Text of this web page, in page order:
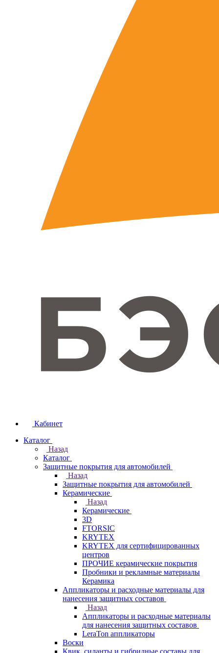
Кабинет
Каталог
Назад
Каталог
Защитные покрытия для автомобилей
Назад
Защитные покрытия для автомобилей
Керамические
Назад
Керамические
3D
FTORSIC
KRYTEX
KRYTEX для сертифицированных
центров
ПРОЧИЕ керамические покрытия
Пробники и рекламные материалы
Керамика
Аппликаторы и расходные материалы для
нанесения защитных составов
Назад
Аппликаторы и расходные материалы
для нанесения защитных составов
LeraTon аппликаторы
Воски
Квик, силанты и гибридные составы для